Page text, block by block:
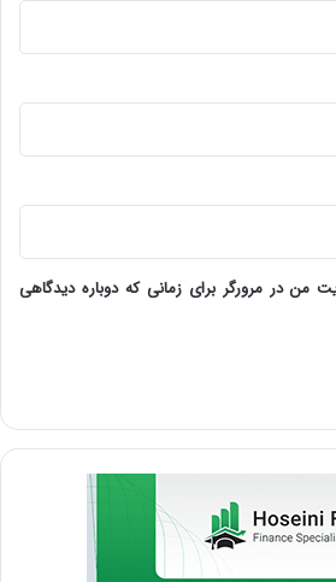
من در مرورگر برای زمانی که دوباره دیدگاهی